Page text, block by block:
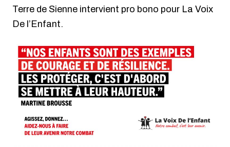
Terre de Sienne intervient pro bono pour La Voix
De l’Enfant.